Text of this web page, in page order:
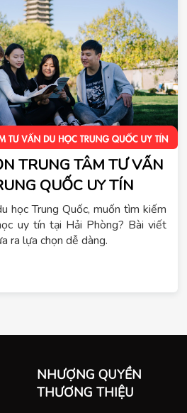
TRUNG TÂM TƯ VẤN
QUỐC UY TÍN
học Trung Quốc, muốn tìm kiếm
uy tín tại Hải Phòng? Bài viết
ra lựa chọn dễ dàng.
NHƯỢNG QUYỀN
THƯƠNG THIỆU